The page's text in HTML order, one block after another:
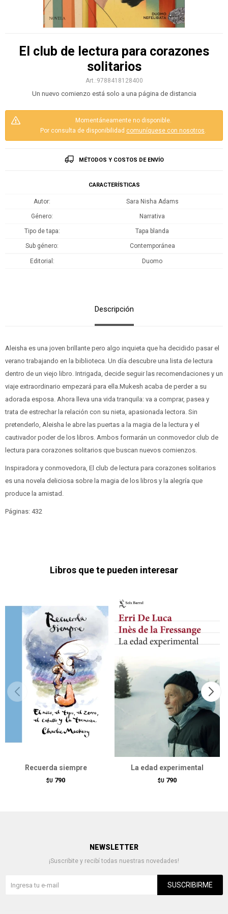
El club de lectura para corazones
solitarios
9788418128400
Un nuevo comienzo está solo a una página de distancia
Momentáneamente no disponible.
Por consulta de disponibilidad comuníquese con nosotros.
MÉTODOS Y COSTOS DE ENVÍO
CARACTERÍSTICAS
Autor Sara Nisha Adams
Género Narrativa
Tipo de tapa Tapa blanda
Sub género Contemporánea
Editorial Duomo
Descripción
Aleisha es una joven brillante pero algo inquieta que ha decidido pasar el
verano trabajando en la biblioteca. Un día descubre una lista de lectura
dentro de un viejo libro. Intrigada, decide seguir las recomendaciones y un
viaje extraordinario empezará para ella.Mukesh acaba de perder a su
adorada esposa. Ahora lleva una vida tranquila: va a comprar, pasea y
trata de estrechar la relación con su nieta, apasionada lectora. Sin
pretenderlo, Aleisha le abre las puertas a la magia de la lectura y el
cautivador poder de los libros. Ambos formarán un conmovedor club de
lectura para corazones solitarios que buscan nuevos comienzos.
Inspiradora y conmovedora, El club de lectura para corazones solitarios
es una novela deliciosa sobre la magia de los libros y la alegría que
produce la amistad.
Páginas: 432
Libros que te pueden interesar
Recuerda siempre
$U 790
La edad experimental
$U 790
NEWSLETTER
¡Suscribite y recibí todas nuestras novedades!
SUSCRIBIRME